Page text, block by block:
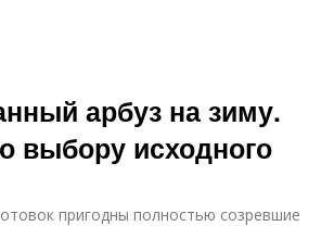
арбуз на зиму.
выбору исходного
пригодны полностью созревшие